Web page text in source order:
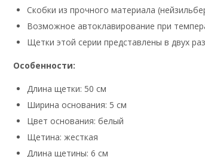
Скобки из прочного материала
Возможное автоклавирование при
Щетки этой серии представлены в двух
Особенности:
Длина щетки: 50 см
Ширина основания: 5 см
Цвет основания: белый
Щетина: жесткая
Длина щетины: 6 см